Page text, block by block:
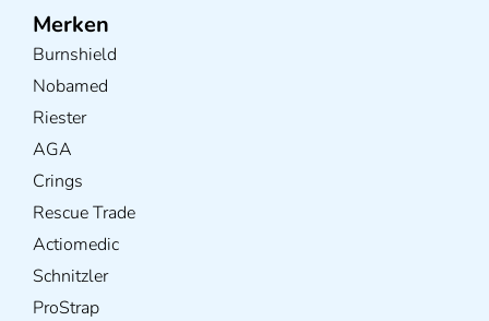
Merken
Burnshield
Nobamed
Riester
AGA
Crings
Rescue Trade
Actiomedic
Schnitzler
ProStrap